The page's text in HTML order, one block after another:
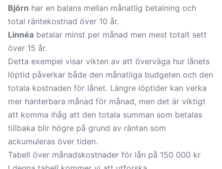
Björn har en balans mellan månatlig betalning och
total räntekostnad över 10 år.
Linnéa betalar minst per månad men mest totalt sett
över 15 år.
Detta exempel visar vikten av att överväga hur lånets
löptid påverkar både den månatliga budgeten och den
totala kostnaden för lånet. Längre löptider kan verka
mer hanterbara månad för månad, men det är viktigt
att komma ihåg att den totala summan som betalas
tillbaka blir högre på grund av räntan som
ackumuleras över tiden.
Tabell över månadskostnader för lån på 150 000 kr